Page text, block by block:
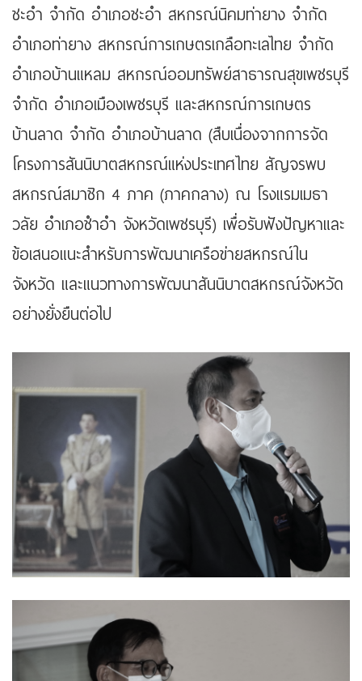
ชะอำ จำกัด อำเภอชะอำ สหกรณ์นิคมท่ายาง จำกัด
อำเภอท่ายาง สหกรณ์การเกษตรเกลือทะเลไทย จำกัด
อำเภอบ้านแหลม สหกรณ์ออมทรัพย์สาธารณสุขเพชรบุรี
จำกัด อำเภอเมืองเพชรบุรี และสหกรณ์การเกษตร
บ้านลาด จำกัด อำเภอบ้านลาด (สืบเนื่องจากการจัด
โครงการสันนิบาตสหกรณ์แห่งประเทศไทย สัญจรพบ
สหกรณ์สมาชิก 4 ภาค (ภาคกลาง) ณ โรงแรมเมธา
วลัย อำเภอชำอำ จังหวัดเพชรบุรี) เพื่อรับฟังปัญหาและ
ข้อเสนอแนะสำหรับการพัฒนาเครือข่ายสหกรณ์ใน
จังหวัด และแนวทางการพัฒนาสันนิบาตสหกรณ์จังหวัด
อย่างยั่งยืนต่อไป